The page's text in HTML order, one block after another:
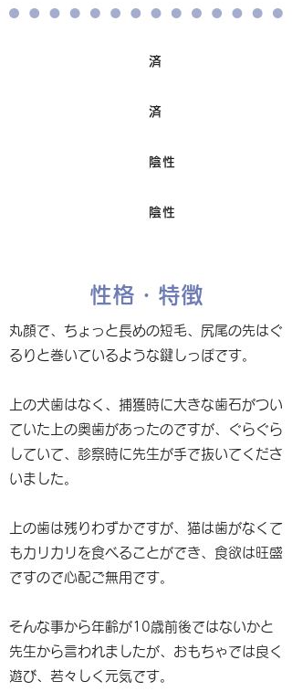
済
済
陰性
陰性
性格・特徴
丸顔で、ちょっと長めの短毛、尻尾の先はぐ
るりと巻いているような鍵しっぽです。
上の犬歯はなく、捕獲時に大きな歯石がつい
ていた上の奥歯があったのですが、ぐらぐら
していて、診察時に先生が手で抜いてくださ
いました。
上の歯は残りわずかですが、猫は歯がなくて
もカリカリを食べることができ、食欲は旺盛
ですので心配ご無用です。
そんな事から年齢が10歳前後ではないかと
先生から言われましたが、おもちゃでは良く
遊び、若々しく元気です。